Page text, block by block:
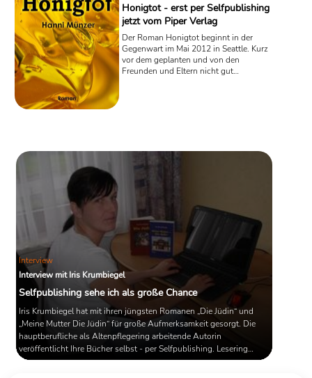
Honigtot - erst per Selfpublishing
jetzt vom Piper Verlag
Der Roman Honigtot beginnt in der
Gegenwart im Mai 2012 in Seattle. Kurz
vor dem geplanten und von den
Freunden und Eltern nicht gut
Interview
Interview mit Iris Krumbiegel
Selfpublishing sehe ich als große Chance
Iris Krumbiegel hat mit ihren jüngsten Romanen „Die Jüdin“ und
„Meine Mutter Die Jüdin“ für große Aufmerksamkeit gesorgt. Die
hauptberufliche als Altenpflegering arbeitende Autorin
veröffentlicht Ihre Bücher selbst - per Selfpublishing. Lesering
sprach mit der Autorin. W